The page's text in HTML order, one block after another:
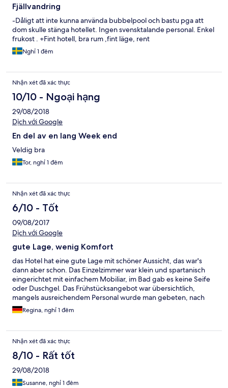
Fjällvandring
-Dåligt att inte kunna använda bubbelpool och bastu pga att
dom skulle stänga hotellet. Ingen svensktalande personal. Enkel
frukost . +Fint hotell, bra rum ,fint läge, rent
Nghỉ 1 đêm
Nhận xét đã xác thực
10/10 - Ngoại hạng
29/08/2018
Dịch với Google
En del av en lang Week end
Veldig bra
Tor, nghỉ 1 đêm
Nhận xét đã xác thực
6/10 - Tốt
09/08/2017
Dịch với Google
gute Lage, wenig Komfort
das Hotel hat eine gute Lage mit schöner Aussicht, das war's
dann aber schon. Das Einzelzimmer war klein und spartanisch
eingerichtet mit einfachem Mobiliar, im Bad gab es keine Seife
oder Duschgel. Das Frühstücksangebot war übersichtlich,
mangels ausreichendem Personal wurde man gebeten, nach
dem Frühstück die Teller etc. auf einem Tablett in einen
Tablettwagen stellen. Wie in einer Studentenmensa!
Regina, nghỉ 1 đêm
Nhận xét đã xác thực
8/10 - Rất tốt
29/08/2018
Susanne, nghỉ 1 đêm